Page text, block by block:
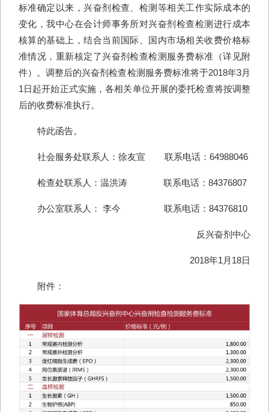
标准确定以来，兴奋剂检查、检测等相关工作实际成本的
变化，我中心在会计师事务所对兴奋剂检查检测进行成本
核算的基础上，结合当前国际、国内市场相关收费价格标
准情况，重新核定了兴奋剂检查检测服务费标准（详见附
件）。调整后的兴奋剂检查检测服务费标准将于2018年3月
1日起开始正式实施，各相关单位开展的委托检查将按调整
后的收费标准执行。
特此函告。
社会服务处联系人：徐友宣 联系电话：64988046
检查处联系人：温洪涛 联系电话：84376807
办公室联系人： 李今 联系电话：84376810
反兴奋剂中心
2018年1月18日
附件：